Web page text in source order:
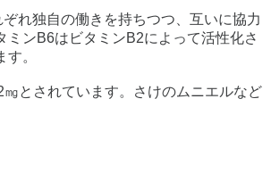
れ独自の働きを持ちつつ、互いに協力
ミンB6はビタミンB2によって活性化さ
。
とされています。さけのムニエルなど